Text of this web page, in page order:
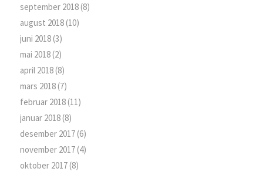
september 2018(8)
august 2018(10)
juni 2018(3)
mai 2018(2)
april 2018(8)
mars 2018(7)
februar 2018(11)
januar 2018(8)
desember 2017(6)
november 2017(4)
oktober 2017(8)